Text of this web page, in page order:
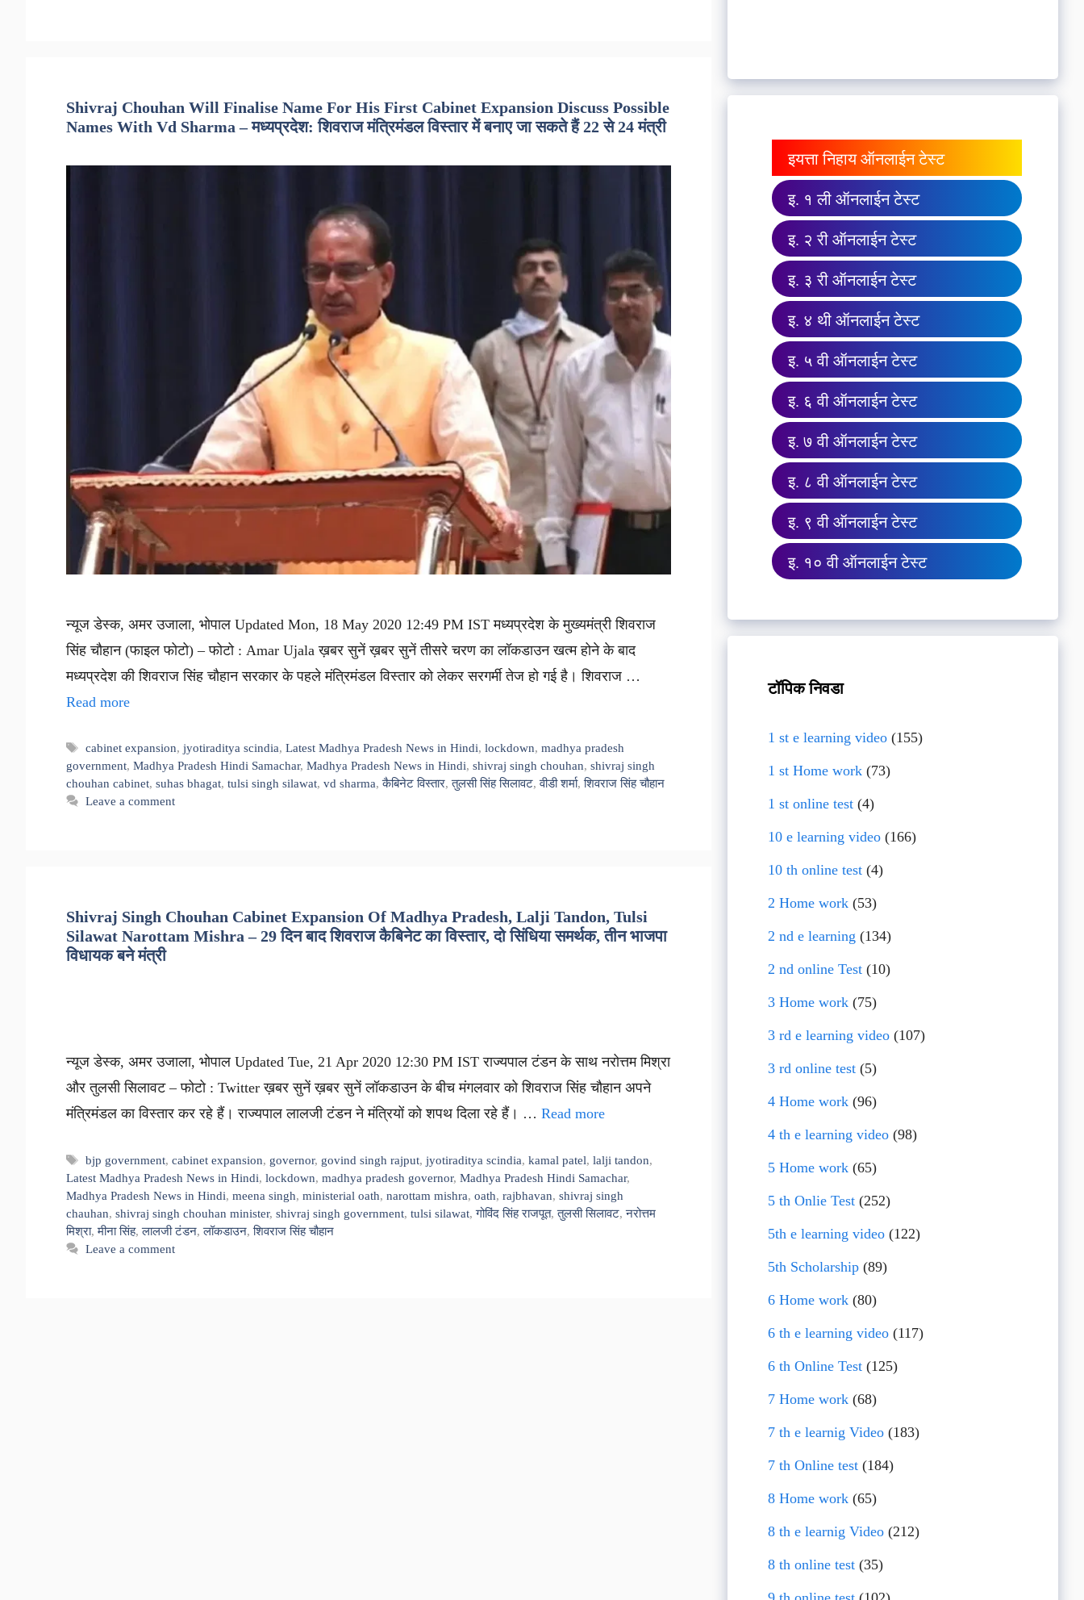
Shivraj Chouhan Will Finalise Name For His First Cabinet Expansion Discuss Possible
Names With Vd Sharma – मध्यप्रदेश: शिवराज मंत्रिमंडल विस्तार में बनाए जा सकते हैं 22 से 24 मंत्री
न्यूज डेस्क, अमर उजाला, भोपाल Updated Mon, 18 May 2020 12:49 PM IST मध्यप्रदेश के मुख्यमंत्री शिवराज
सिंह चौहान (फाइल फोटो) – फोटो : Amar Ujala ख़बर सुनें ख़बर सुनें तीसरे चरण का लॉकडाउन खत्म होने के बाद
मध्यप्रदेश की शिवराज सिंह चौहान सरकार के पहले मंत्रिमंडल विस्तार को लेकर सरगर्मी तेज हो गई है। शिवराज …
Read more
Tags
cabinet expansion,jyotiraditya scindia,Latest Madhya Pradesh News in Hindi,lockdown,madhya pradesh
government, Madhya Pradesh Hindi Samachar, Madhya Pradesh News in Hindi, shivraj singh chouhan, shivraj singh
chouhan cabinet, suhas bhagat, tulsi singh silawat, vd sharma,कैबिनेट विस्तार,तुलसी सिंह सिलावट,वीडी शर्मा,शिवराज सिंह चौहान
Leave a comment
Shivraj Singh Chouhan Cabinet Expansion Of Madhya Pradesh, Lalji Tandon, Tulsi
Silawat Narottam Mishra – 29 दिन बाद शिवराज कैबिनेट का विस्तार, दो सिंधिया समर्थक, तीन भाजपा
विधायक बने मंत्री
न्यूज डेस्क, अमर उजाला, भोपाल Updated Tue, 21 Apr 2020 12:30 PM IST राज्यपाल टंडन के साथ नरोत्तम मिश्रा
और तुलसी सिलावट – फोटो : Twitter ख़बर सुनें ख़बर सुनें लॉकडाउन के बीच मंगलवार को शिवराज सिंह चौहान अपने
मंत्रिमंडल का विस्तार कर रहे हैं। राज्यपाल लालजी टंडन ने मंत्रियों को शपथ दिला रहे हैं। … Read more
Tags
bjp government,cabinet expansion, governor, govind singh rajput,jyotiraditya scindia,kamal patel,lalji tandon,
Latest Madhya Pradesh News in Hindi, lockdown, madhya pradesh governor, Madhya Pradesh Hindi Samachar,
Madhya Pradesh News in Hindi, meena singh, ministerial oath, narottam mishra, oath, rajbhavan, shivraj singh
chauhan, shivraj singh chouhan minister, shivraj singh government, tulsi silawat,गोविंद सिंह राजपूत,तुलसी सिलावट,नरोत्तम
मिश्रा,मीना सिंह,लालजी टंडन,लॉकडाउन,शिवराज सिंह चौहान
Leave a comment
इयत्ता निहाय ऑनलाईन टेस्ट
इ. १ ली ऑनलाईन टेस्ट
इ. २ री ऑनलाईन टेस्ट
इ. ३ री ऑनलाईन टेस्ट
इ. ४ थी ऑनलाईन टेस्ट
इ. ५ वी ऑनलाईन टेस्ट
इ. ६ वी ऑनलाईन टेस्ट
इ. ७ वी ऑनलाईन टेस्ट
इ. ८ वी ऑनलाईन टेस्ट
इ. ९ वी ऑनलाईन टेस्ट
इ. १० वी ऑनलाईन टेस्ट
टॉपिक निवडा
1 st e learning video(155)
1 st Home work(73)
1 st online test(4)
10 e learning video(166)
10 th online test(4)
2 Home work(53)
2 nd e learning (134)
2 nd online Test(10)
3 Home work(75)
3 rd e learning video(107)
3 rd online test(5)
4 Home work(96)
4 th e learning video(98)
5 Home work(65)
5 th Onlie Test(252)
5th e learning video(122)
5th Scholarship(89)
6 Home work(80)
6 th e learning video(117)
6 th Online Test(125)
7 Home work(68)
7 th e learnig Video(183)
7 th Online test(184)
8 Home work(65)
8 th e learnig Video(212)
8 th online test(35)